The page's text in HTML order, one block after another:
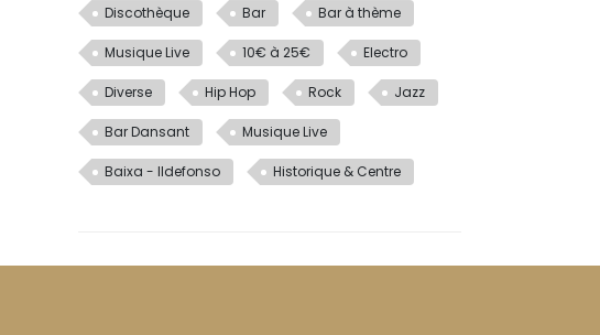
Discothèque Bar Bar à thème
Musique Live 10€ à 25€ Electro
Diverse Hip Hop Rock Jazz
Bar Dansant Musique Live
Baixa - Ildefonso Historique & Centre